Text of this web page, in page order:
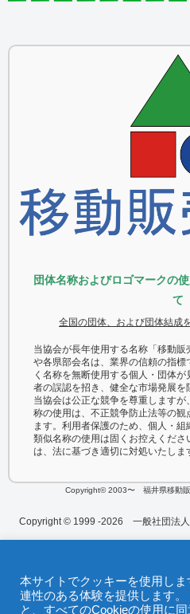
団体名称およびロゴマークの
て
全国の団体、および団体結成
当協会が長年使用する名称「移動販
や各県部会名は、業界の信頼の指
く名称を無断使用する個人・団体
者の誤認を招き、健全な市場発展を
当協会は公正な競争を尊重します
称の使用は、不正競争防止法等の観
ます。利用者保護のため、個人・
類似名称の使用は固くお控えくだ
は、法に基づき適切に対処いたしま
Copyright© 2003〜 福井県移動販
Copyright © 1999 -2026 一般社団法人
本サイトでクッキーを使用し
連性のある体験を提供します
と、すべてのCookieの使用に同